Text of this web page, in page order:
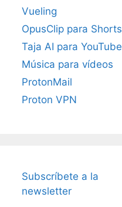
Vueling
OpusClip para Shorts
Taja AI para YouTube
Música para vídeos
ProtonMail
Proton VPN
Subscríbete a la
newsletter